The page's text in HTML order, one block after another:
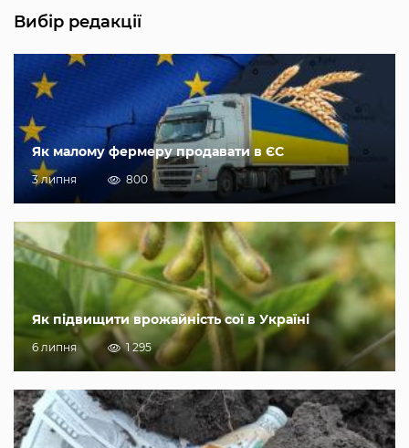
Вибір редакції
Як малому фермеру продавати в ЄС
3 липня 800
Як підвищити врожайність сої в Україні
6 липня 1 295